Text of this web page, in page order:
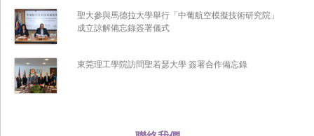
聖大參與馬德拉大學舉行「中葡航空模擬技術研究院」
成立諒解備忘錄簽署儀式
東莞理工學院訪問聖若瑟大學 簽署合作備忘錄